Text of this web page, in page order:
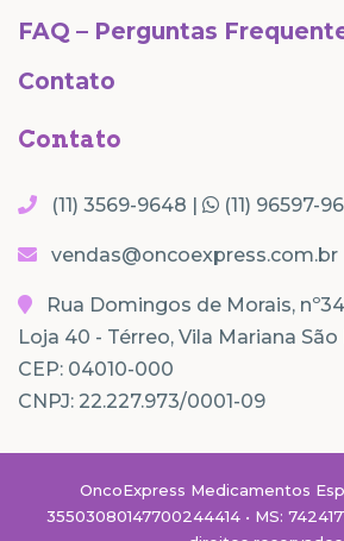
FAQ – Perguntas
Contato
Contato
(11) 3569-9648 | (11) 96597-
vendas@oncoexpress.com.br
Rua Domingos de Morais,
Loja 40 - Térreo, Vila Mariana São
CEP: 04010-000
CNPJ: 22.227.973/0001-09
OncoExpress Medicamentos
35503080147700244414 • MS: